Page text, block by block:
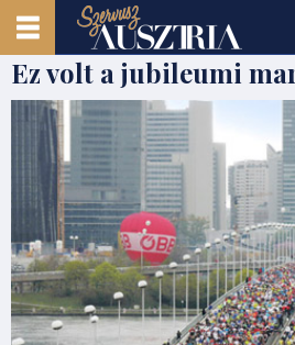
Ez volt a jubileumi